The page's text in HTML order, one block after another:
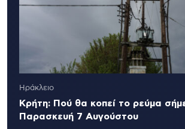
Ηράκλειο
Κρήτη: Πού θα κοπεί το ρεύμα
Παρασκευή 7 Αυγούστου